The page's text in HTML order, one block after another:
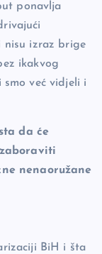
ponavlja
nisu izraz brige
ikakvog
smo već vidjeli i
da će
nenaoružane
BiH i šta